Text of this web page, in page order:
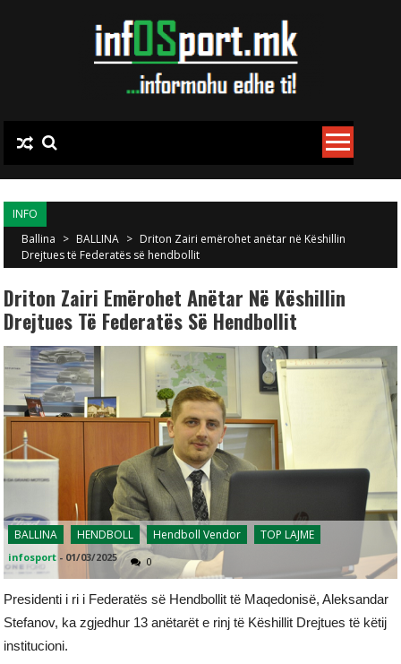
INFO
Ballina > BALLINA > Driton Zairi emërohet anëtar në Këshillin
Drejtues të Federatës së hendbollit
Driton Zairi Emërohet Anëtar Në Këshillin
Drejtues Të Federatës Së Hendbollit
BALLINA HENDBOLL Hendboll Vendor TOP LAJME
infosport - 01/03/2025 0
Presidenti i ri i Federatës së Hendbollit të Maqedonisë, Aleksandar
Stefanov, ka zgjedhur 13 anëtarët e rinj të Këshillit Drejtues të këtij
institucioni.